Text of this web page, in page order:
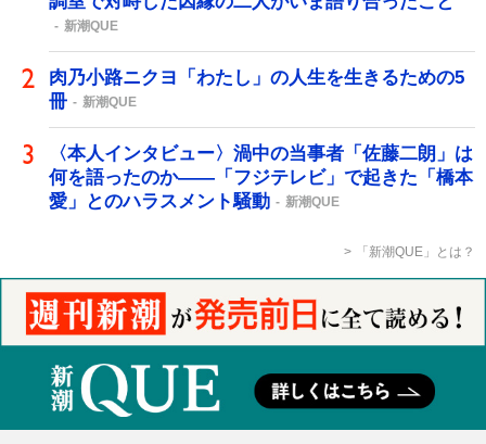
新潮QUE
肉乃小路ニクヨ「わたし」の人生を生きるための5
冊
新潮QUE
〈本人インタビュー〉渦中の当事者「佐藤二朗」は
何を語ったのか――「フジテレビ」で起きた「橋本
愛」とのハラスメント騒動
新潮QUE
「新潮QUE」とは？